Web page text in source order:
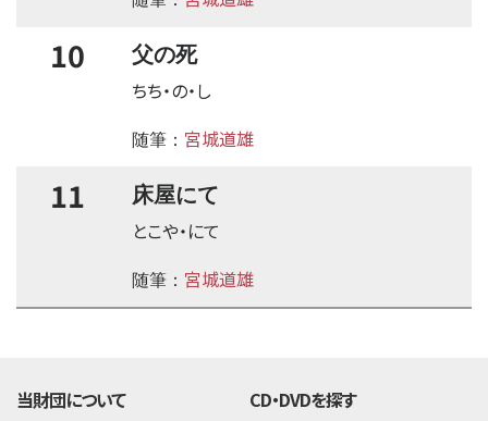
10 父の死
ちち・の・し
随筆： 宮城道雄
11 床屋にて
とこや・にて
随筆： 宮城道雄
当財団について CD・DVDを探す